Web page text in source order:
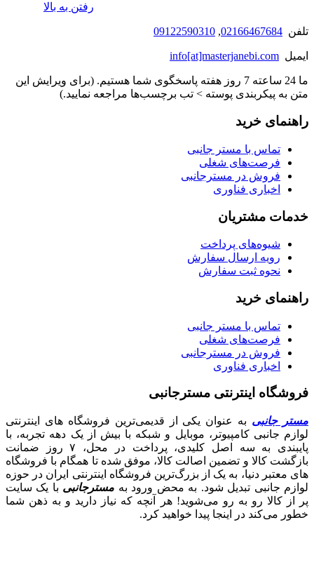
رفتن به بالا
تلفن 02166467684
,
09122590310
ایمیل info[at]masterjanebi.com
ما 24 ساعته 7 روز هفته پاسخگوی شما هستیم. (برای ویرایش این
متن به پیکربندی پوسته > تب برچسب‌ها مراجعه نمایید.)
راهنمای خرید
تماس با مستر جانبی
فرصت‌های شغلی
فروش در مسترجانبی
اخباری فناوری
خدمات مشتریان
شیوه‌های پرداخت
رویه ارسال سفارش
نحوه ثبت سفارش
راهنمای خرید
تماس با مستر جانبی
فرصت‌های شغلی
فروش در مسترجانبی
اخباری فناوری
فروشگاه اینترنتی مسترجانبی
مستر جانبی به عنوان یکی از قدیمی‌ترین فروشگاه های اینترنتی
لوازم جانبی کامپیوتر، موبایل و شبکه با بیش از یک دهه تجربه، با
پایبندی به سه اصل کلیدی، پرداخت در محل، ۷ روز ضمانت
بازگشت کالا و تضمین اصالت کالا، موفق شده تا همگام با فروشگاه‌
های معتبر دنیا، به یک از بزرگ‌ترین فروشگاه اینترنتی ایران در حوزه
لوازم جانبی تبدیل شود. به محض ورود به مسترجانبی با یک سایت
پر از کالا رو به رو می‌شوید! هر آنچه که نیاز دارید و به ذهن شما
خطور می‌کند در اینجا پیدا خواهید کرد.